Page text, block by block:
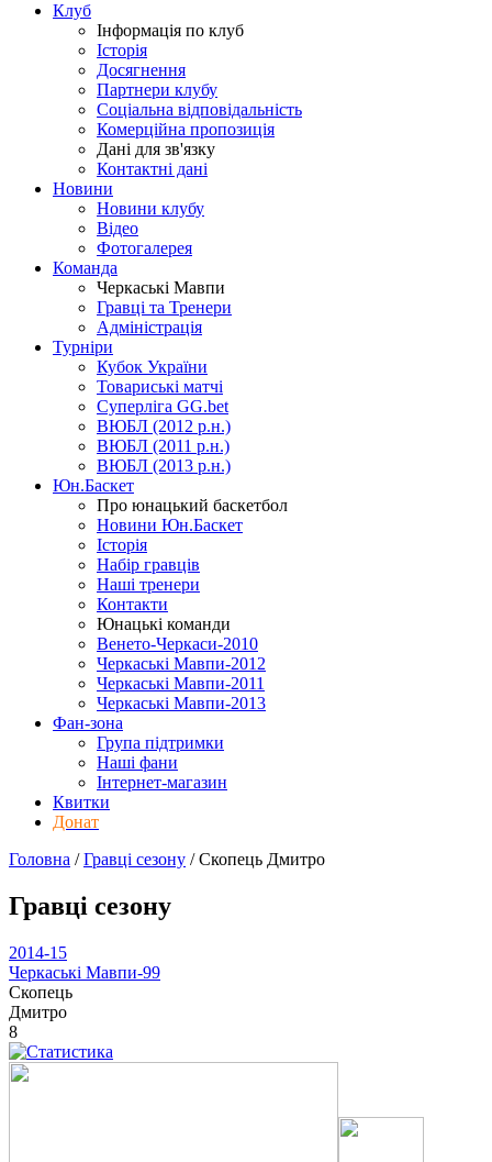
Клуб
Інформація по клуб
Історія
Досягнення
Партнери клубу
Соціальна відповідальність
Комерційна пропозиція
Дані для зв'язку
Контактні дані
Новини
Новини клубу
Відео
Фотогалерея
Команда
Черкаські Мавпи
Гравці та Тренери
Адміністрація
Турніри
Кубок України
Товариські матчі
Суперліга GG.bet
ВЮБЛ (2012 р.н.)
ВЮБЛ (2011 р.н.)
ВЮБЛ (2013 р.н.)
Юн.Баскет
Про юнацький баскетбол
Новини Юн.Баскет
Історія
Набір гравців
Наші тренери
Контакти
Юнацькі команди
Венето-Черкаси-2010
Черкаські Мавпи-2012
Черкаські Мавпи-2011
Черкаські Мавпи-2013
Фан-зона
Група підтримки
Наші фани
Інтернет-магазин
Квитки
Донат
Головна /Гравці сезону /Скопець Дмитро
Гравці сезону
2014-15
Черкаські Мавпи-99
Скопець
Дмитро
8